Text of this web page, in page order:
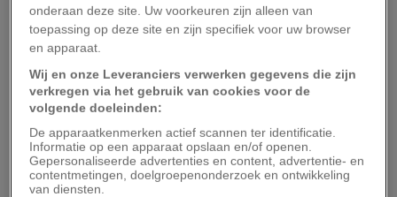
zet de toon in deze historische stad boordevol
tradities. De stad is een van Nat Geo’sBest of the
World-bestemmingen
in het verleden en tik je met de andere een
modern ritme. Granada staat bekend om de
flamencozang en -dans. Daarnaast is de stad ook
een Europees centrum vantrapmuziek, het
meest succesvolle subgenre van hiphop. Deze
onderaan deze site. Uw voorkeuren zijn alleen van
toepassing op deze site en zijn specifiek voor uw browser
en apparaat.
Wij en onze Leveranciers verwerken gegevens die zijn
verkregen via het gebruik van cookies voor de
volgende doeleinden:
De apparaatkenmerken actief scannen ter identificatie.
Informatie op een apparaat opslaan en/of openen.
Gepersonaliseerde advertenties en content, advertentie- en
contentmetingen, doelgroepenonderzoek en ontwikkeling
van diensten.